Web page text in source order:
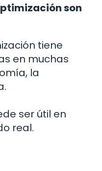
son
tiene
en muchas
la
ser útil en
real.